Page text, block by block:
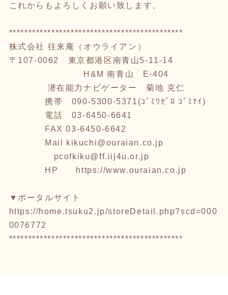
これからもよろしくお願い致します。
*********************************************
株式会社 往来庵（オウライアン）
〒107-0062 東京都港区南青山5-11-14
H&M 南青山 E-404
潜在能力ナビゲーター 菊地 克仁
携帯 090-5300-5371(ｺﾞﾐﾜｾﾞﾛ ｺﾞﾐﾅｲ)
電話 03-6450-6641
FAX 03-6450-6642
Mail kikuchi@ouraian.co.jp
pcofkiku@ff.iij4u.or.jp
HP https://www.ouraian.co.jp
▼ポータルサイト
https://home.tsuku2.jp/storeDetail.php?scd=000
0076772
*********************************************